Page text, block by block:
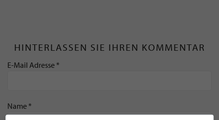
HINTERLASSEN SIE IHREN KOMMENTAR
E-Mail Adresse *
Name *